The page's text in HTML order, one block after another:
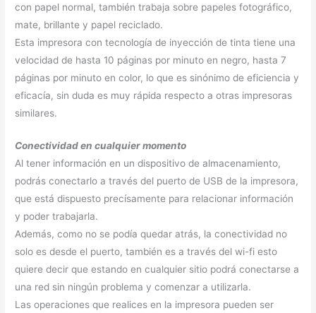
con papel normal, también trabaja sobre papeles fotográfico,
mate, brillante y papel reciclado.
Esta impresora con tecnología de inyección de tinta tiene una
velocidad de hasta 10 páginas por minuto en negro, hasta 7
páginas por minuto en color, lo que es sinónimo de eficiencia y
eficacía, sin duda es muy rápida respecto a otras impresoras
similares.
Conectividad en cualquier momento
Al tener información en un dispositivo de almacenamiento,
podrás conectarlo a través del puerto de USB de la impresora,
que está dispuesto precísamente para relacionar información
y poder trabajarla.
Además, como no se podía quedar atrás, la conectividad no
solo es desde el puerto, también es a través del wi-fi esto
quiere decir que estando en cualquier sitio podrá conectarse a
una red sin ningún problema y comenzar a utilizarla.
Las operaciones que realices en la impresora pueden ser